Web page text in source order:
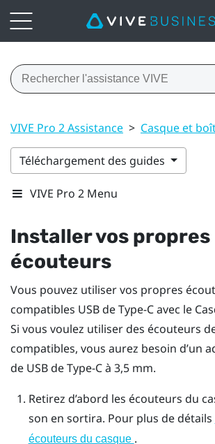
VIVE Pro 2 Assistance > Casque et
Téléchargement des guides
VIVE Pro 2 Menu
Installer vos propres
écouteurs
Vous pouvez utiliser vos propres
compatibles USB de Type-Cavec le
Si vous voulez utiliser des écouteurs
compatibles, vous aurez besoin d’un
de USB de Type-Cà 3,5 mm.
Retirez d’abord les écouteurs du
son en sortira. Pour plus de détails
écouteurs du casque .